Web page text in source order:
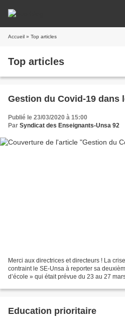
Accueil » Top articles
Top articles
Gestion du Covid-19 dans
Publié le 23/03/2020 à 15:00
Par Syndicat des Enseignants-Unsa 92
Merci aux directrices et directeurs ! La
contraint le SE-Unsa à reporter sa
d’école » qui était prévue du 23 au 27
Education prioritaire